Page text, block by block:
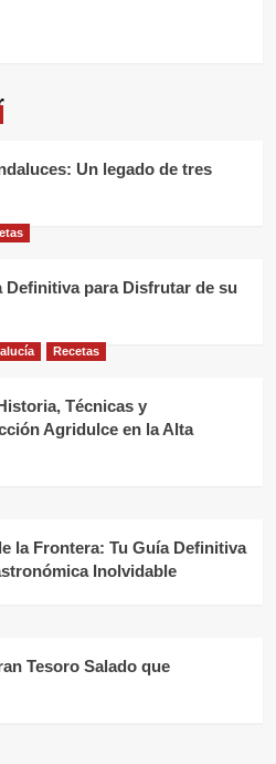
Un legado de tres
Definitiva para Disfrutar de su
Recetas
Técnicas y
Agridulce en la Alta
la Frontera: Tu Guía Definitiva
Inolvidable
Tesoro Salado que